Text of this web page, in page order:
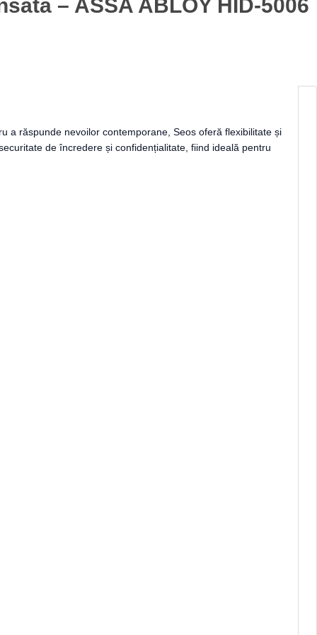
– ASSA ABLOY HID-5006
a răspunde nevoilor contemporane, Seos oferă flexibilitate și
de încredere și confidențialitate, fiind ideală pentru